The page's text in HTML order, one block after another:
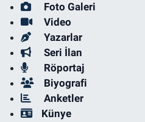
Foto Galeri
Video
Yazarlar
Seri İlan
Röportaj
Biyografi
Anketler
Künye